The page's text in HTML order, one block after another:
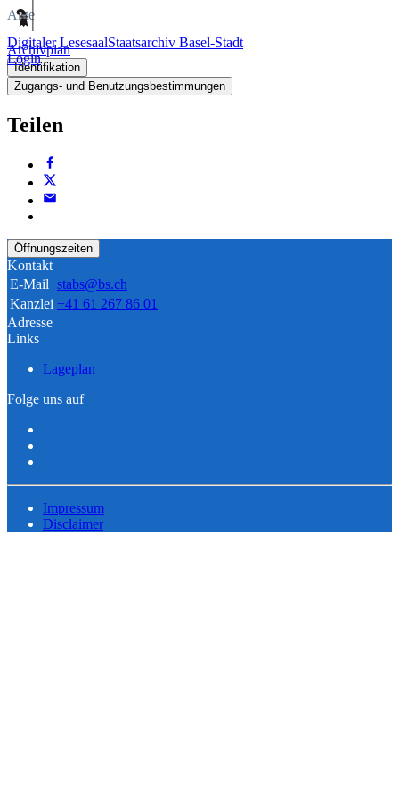
Digitaler LesesaalStaatsarchiv Basel-Stadt
Login
Akte
Archivplan
Identifikation
Zugangs- und Benutzungsbestimmungen
Teilen
Öffnungszeiten
Kontakt
E-Mail stabs@bs.ch
Kanzlei +41 61 267 86 01
Adresse
Links
Lageplan
Folge uns auf
Impressum
Disclaimer